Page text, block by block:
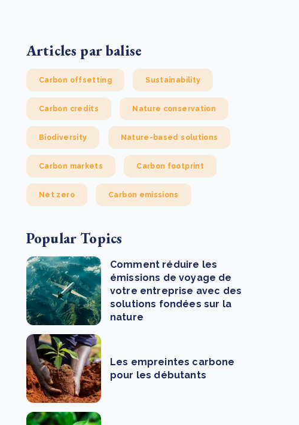
Articles par balise
Carbon offsetting Sustainability
Carbon credits Nature conservation
Biodiversity Nature-based solutions
Carbon markets Carbon footprint
Net zero Carbon emissions
Popular Topics
Comment réduire les
émissions de voyage de
votre entreprise avec des
solutions fondées sur la
nature
Les empreintes carbone
pour les débutants